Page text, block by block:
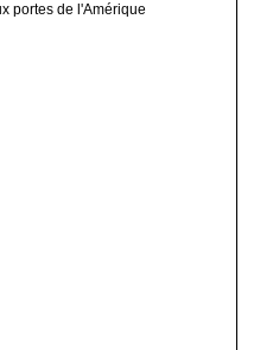
portes de l'Amérique